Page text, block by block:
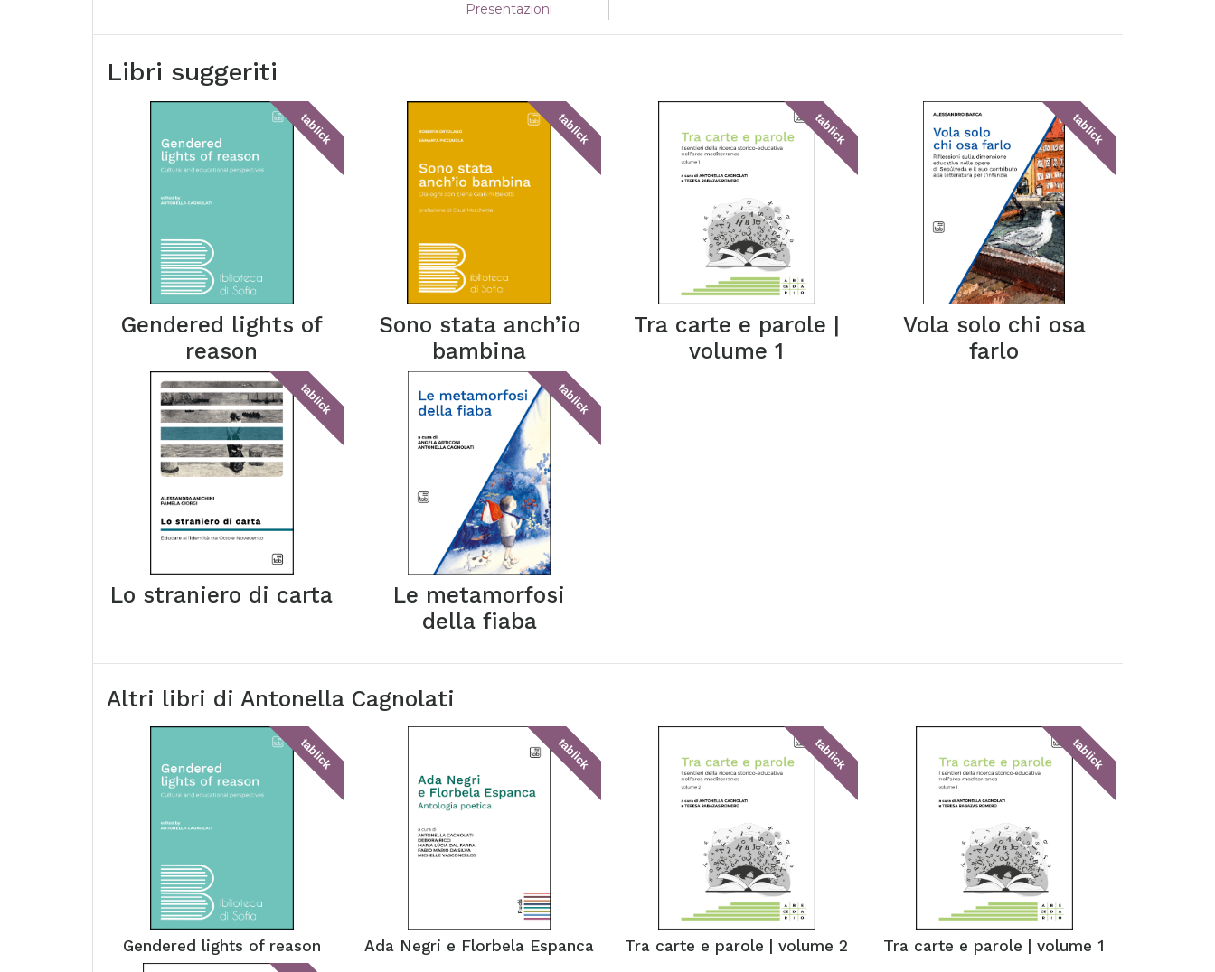
Presentazioni
Libri suggeriti
tablick
Gendered lights of
reason
tablick
Sono stata anch’io
bambina
tablick
Tra carte e parole |
volume 1
tablick
Vola solo chi osa
farlo
tablick
Lo straniero di carta
tablick
Le metamorfosi
della fiaba
Altri libri di Antonella Cagnolati
tablick
Gendered lights of reason
tablick
Ada Negri e Florbela Espanca
tablick
Tra carte e parole | volume 2
tablick
Tra carte e parole | volume 1